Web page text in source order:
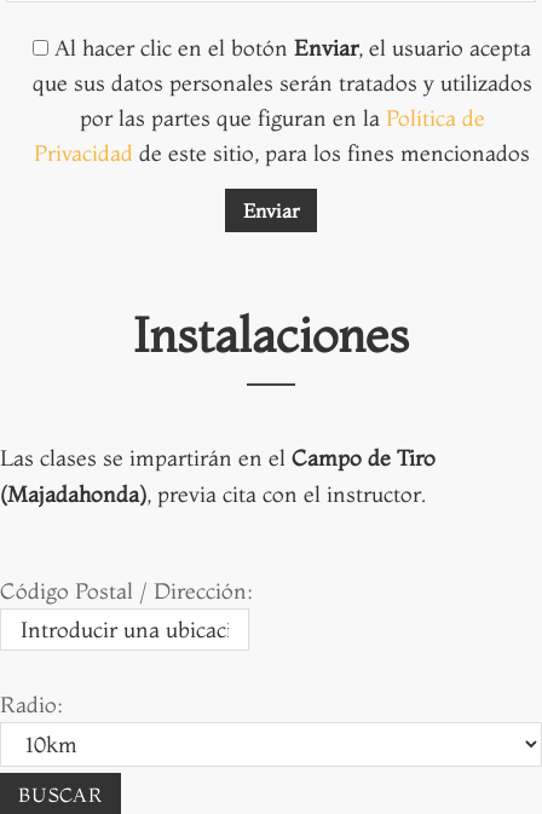
Al hacer clic en el botón Enviar, el usuario acepta
que sus datos personales serán tratados y utilizados
por las partes que figuran en la Política de
Privacidad de este sitio, para los fines mencionados
Instalaciones
Las clases se impartirán en el Campo de Tiro
(Majadahonda), previa cita con el instructor.
Código Postal / Dirección:
Radio: